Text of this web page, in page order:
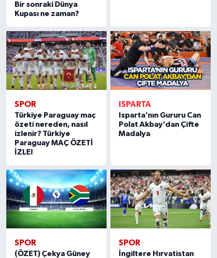
Bir sonraki Dünya
Kupası ne zaman?
SPOR
Türkiye Paraguay maç
özeti nereden, nasıl
izlenir? Türkiye
Paraguay MAÇ ÖZETİ
İZLE!
ISPARTA
Isparta’nın Gururu Can
Polat Akbay’dan Çifte
Madalya
SPOR
(ÖZET) Çekya Güney
SPOR
İngiltere Hırvatistan